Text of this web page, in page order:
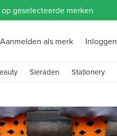
geselecteerde merken
Aanmelden als merk Inloggen
Sieraden Stationery